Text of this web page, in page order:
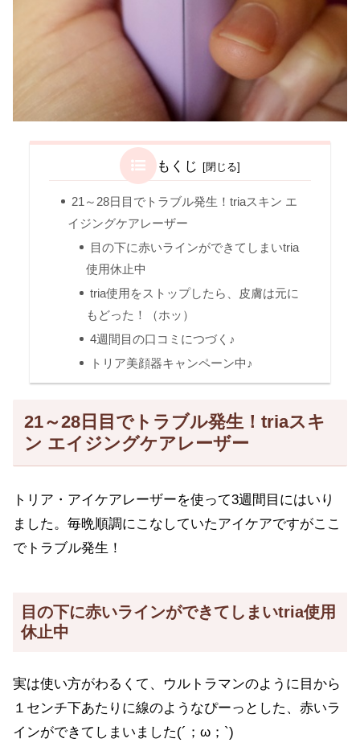
もくじ
21～28日目でトラブル発生！triaスキン エ
イジングケアレーザー
目の下に赤いラインができてしまいtria
使用休止中
tria使用をストップしたら、皮膚は元に
もどった！（ホッ）
4週間目の口コミにつづく♪
トリア美顔器キャンペーン中♪
21～28日目でトラブル発生！triaスキ
ン エイジングケアレーザー
トリア・アイケアレーザーを使って3週間目にはいり
ました。毎晩順調にこなしていたアイケアですがここ
でトラブル発生！
目の下に赤いラインができてしまいtria使用
休止中
実は使い方がわるくて、ウルトラマンのように目から
１センチ下あたりに線のようなぴーっとした、赤いラ
インができてしまいました(´；ω；`)